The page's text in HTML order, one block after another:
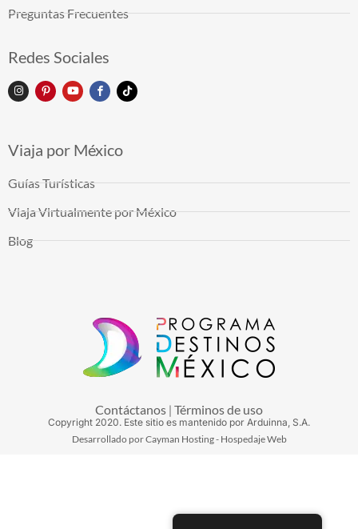
Preguntas Frecuentes
Redes Sociales
Viaja por México
Guías Turísticas
Viaja Virtualmente por México
Blog
Contáctanos Términos de uso
Copyright 2020. Este sitio es mantenido por Arduinna, S.A.
Desarrollado por Cayman Hosting - Hospedaje Web